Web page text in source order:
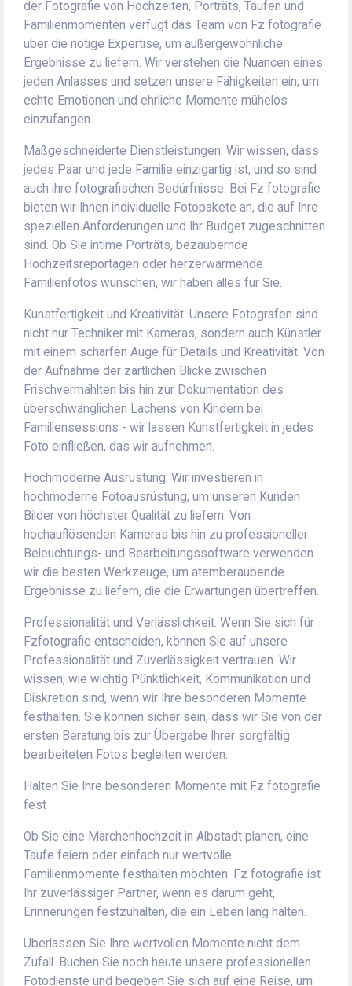
der Fotografie von Hochzeiten, Porträts, Taufen und
Familienmomenten verfügt das Team von Fz fotografie
über die nötige Expertise, um außergewöhnliche
Ergebnisse zu liefern. Wir verstehen die Nuancen eines
jeden Anlasses und setzen unsere Fähigkeiten ein, um
echte Emotionen und ehrliche Momente mühelos
einzufangen.
Maßgeschneiderte Dienstleistungen: Wir wissen, dass
jedes Paar und jede Familie einzigartig ist, und so sind
auch ihre fotografischen Bedürfnisse. Bei Fz fotografie
bieten wir Ihnen individuelle Fotopakete an, die auf Ihre
speziellen Anforderungen und Ihr Budget zugeschnitten
sind. Ob Sie intime Porträts, bezaubernde
Hochzeitsreportagen oder herzerwärmende
Familienfotos wünschen, wir haben alles für Sie.
Kunstfertigkeit und Kreativität: Unsere Fotografen sind
nicht nur Techniker mit Kameras, sondern auch Künstler
mit einem scharfen Auge für Details und Kreativität. Von
der Aufnahme der zärtlichen Blicke zwischen
Frischvermählten bis hin zur Dokumentation des
überschwänglichen Lachens von Kindern bei
Familiensessions - wir lassen Kunstfertigkeit in jedes
Foto einfließen, das wir aufnehmen.
Hochmoderne Ausrüstung: Wir investieren in
hochmoderne Fotoausrüstung, um unseren Kunden
Bilder von höchster Qualität zu liefern. Von
hochauflösenden Kameras bis hin zu professioneller
Beleuchtungs- und Bearbeitungssoftware verwenden
wir die besten Werkzeuge, um atemberaubende
Ergebnisse zu liefern, die die Erwartungen übertreffen.
Professionalität und Verlässlichkeit: Wenn Sie sich für
Fzfotografie entscheiden, können Sie auf unsere
Professionalität und Zuverlässigkeit vertrauen. Wir
wissen, wie wichtig Pünktlichkeit, Kommunikation und
Diskretion sind, wenn wir Ihre besonderen Momente
festhalten. Sie können sicher sein, dass wir Sie von der
ersten Beratung bis zur Übergabe Ihrer sorgfältig
bearbeiteten Fotos begleiten werden.
Halten Sie Ihre besonderen Momente mit Fz fotografie
fest
Ob Sie eine Märchenhochzeit in Albstadt planen, eine
Taufe feiern oder einfach nur wertvolle
Familienmomente festhalten möchten: Fz fotografie ist
Ihr zuverlässiger Partner, wenn es darum geht,
Erinnerungen festzuhalten, die ein Leben lang halten.
Überlassen Sie Ihre wertvollen Momente nicht dem
Zufall. Buchen Sie noch heute unsere professionellen
Fotodienste und begeben Sie sich auf eine Reise, um